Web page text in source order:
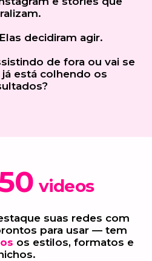
decidiram agir.
de fora ou vai se
está colhendo os
videos
suas redes com
para usar — tem
os estilos, formatos e